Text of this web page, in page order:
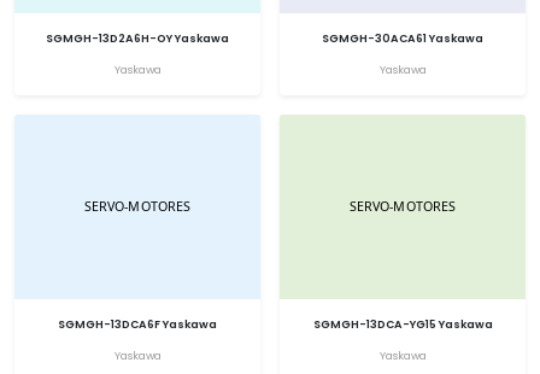
SGMGH-13D2A6H-OY Yaskawa
Yaskawa
SGMGH-30ACA61 Yaskawa
Yaskawa
SGMGH-13DCA6F Yaskawa
Yaskawa
SGMGH-13DCA-YG15 Yaskawa
Yaskawa